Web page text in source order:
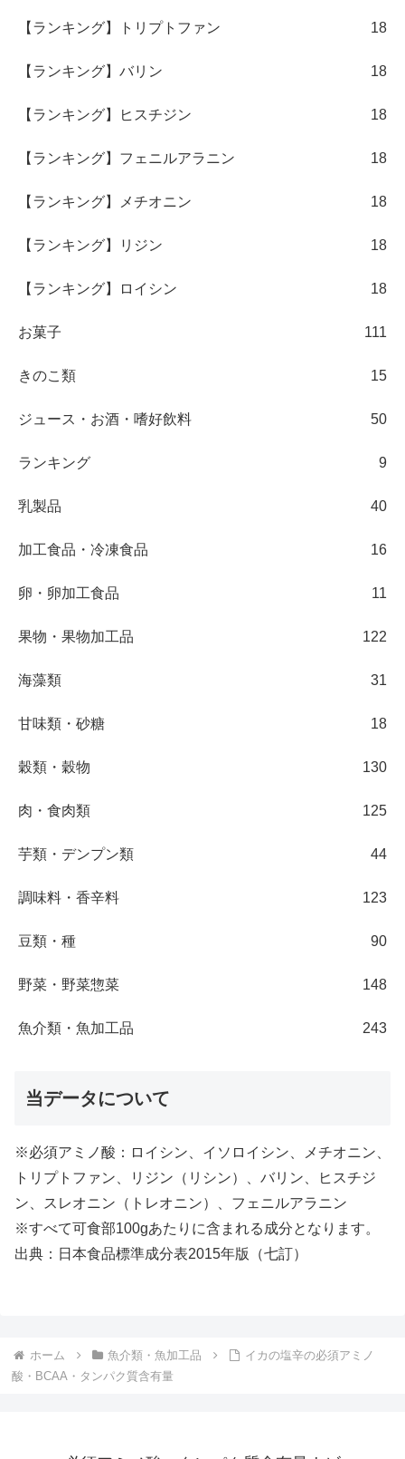
【ランキング】トリプトファン 18
【ランキング】バリン 18
【ランキング】ヒスチジン 18
【ランキング】フェニルアラニン 18
【ランキング】メチオニン 18
【ランキング】リジン 18
【ランキング】ロイシン 18
お菓子 111
きのこ類 15
ジュース・お酒・嗜好飲料 50
ランキング 9
乳製品 40
加工食品・冷凍食品 16
卵・卵加工食品 11
果物・果物加工品 122
海藻類 31
甘味類・砂糖 18
穀類・穀物 130
肉・食肉類 125
芋類・デンプン類 44
調味料・香辛料 123
豆類・種 90
野菜・野菜惣菜 148
魚介類・魚加工品 243
当データについて
※必須アミノ酸：ロイシン、イソロイシン、メチオニン、
トリプトファン、リジン（リシン）、バリン、ヒスチジ
ン、スレオニン（トレオニン）、フェニルアラニン
※すべて可食部100gあたりに含まれる成分となります。
出典：日本食品標準成分表2015年版（七訂）
ホーム 魚介類・魚加工品
イカの塩辛の必須アミノ
酸・BCAA・タンパク質含有量